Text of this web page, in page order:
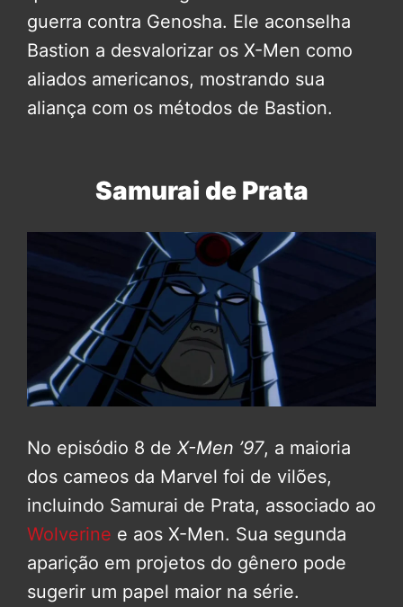
guerra contra Genosha. Ele aconselha
Bastion a desvalorizar os X-Men como
aliados americanos, mostrando sua
aliança com os métodos de Bastion.
Samurai de Prata
No episódio 8 de X-Men ’97, a maioria
dos cameos da Marvel foi de vilões,
incluindo Samurai de Prata, associado ao
Wolverine e aos X-Men. Sua segunda
aparição em projetos do gênero pode
sugerir um papel maior na série.